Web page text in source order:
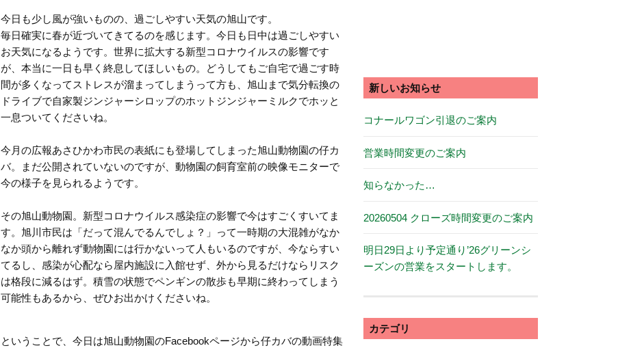
今日も少し風が強いものの、過ごしやすい天気の旭山です。
毎日確実に春が近づいてきてるのを感じます。今日も日中は過ごしやすい
お天気になるようです。⁣ 世界に拡大する新型コロナウイルスの影響です
が、本当に一日も早く終息してほしいもの。どうしてもご自宅で過ごす時
間が多くなってストレスが溜まってしまうって方も、旭山まで気分転換の
ドライブで自家製ジンジャーシロップのホットジンジャーミルクでホッと
一息ついてくださいね。⁣
今月の広報あさひかわ市民の表紙にも登場してしまった旭山動物園の仔カ
バ。まだ公開されていないのですが、動物園の飼育室前の映像モニターで
今の様子を見られるようです。
その旭山動物園。新型コロナウイルス感染症の影響で今はすごくすいてま
す。旭川市民は「だって混んでるんでしょ？」って一時期の大混雑がなか
なか頭から離れず動物園には行かないって人もいるのですが、今ならすい
てるし、感染が心配なら屋内施設に入館せず、外から見るだけならリスク
は格段に減るはず。積雪の状態でペンギンの散歩も早期に終わってしまう
可能性もあるから、ぜひお出かけくださいね。
ということで、今日は旭山動物園のFacebookページから仔カバの動画特集
新しいお知らせ
コナールワゴン引退のご案内
営業時間変更のご案内
知らなかった…
20260504 クローズ時間変更のご案内
明日29日より予定通り’26グリーンシ
ーズンの営業をスタートします。
カテゴリ